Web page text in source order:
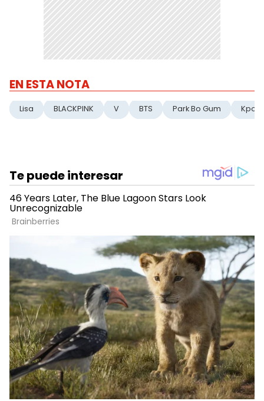
EN ESTA NOTA
Lisa BLACKPINK V BTS Park Bo Gum Kpop